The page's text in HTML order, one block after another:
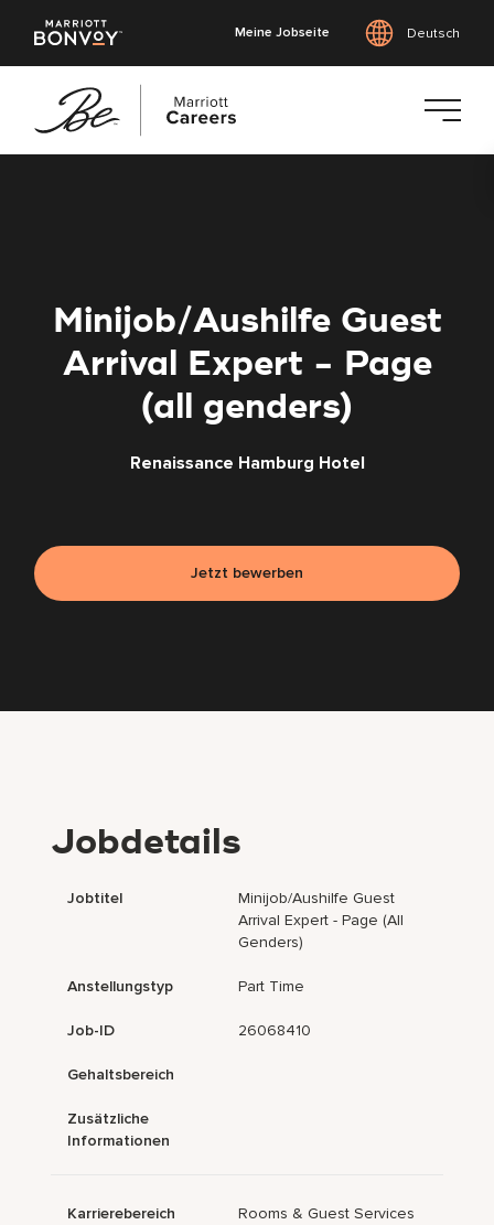
Meine Jobseite Deutsch
Minijob/Aushilfe Guest
Arrival Expert - Page
(all genders)
Renaissance Hamburg Hotel
Jetzt bewerben
Jobdetails
Jobtitel
Minijob/Aushilfe Guest
Arrival Expert - Page (all
Genders)
Anstellungstyp Part Time
Job-ID 26068410
Gehaltsbereich
Zusätzliche
Informationen
Karrierebereich
Rooms & Guest Services